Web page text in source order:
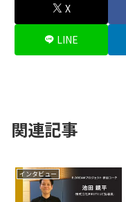
X
LINE
関連記事
インタビュー